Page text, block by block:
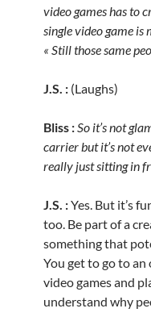
video games has to
single video game is
« Still those same
J.S. : (Laughs)
Bliss :So it’s not
carrier but it’s not
really just sitting in
J.S. :Yes. But it’s
too. Be part of a
something that
You get to go to an
video games and
understand why